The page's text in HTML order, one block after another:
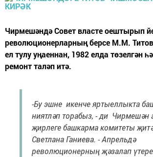
Чирмешәндә Совет власте оештырып
революционерларның берсе М.М.
ел тулу уңаеннан, 1982 елда төзелгән
ремонт таләп итә.
-Бу эшне икенче яртыеллыкта
ниятләп торабыз, - ди Чирмешән
җирлеге башкарма комитеты
Светлана Ганиева. - Апрельдә
революционерның җәзалап